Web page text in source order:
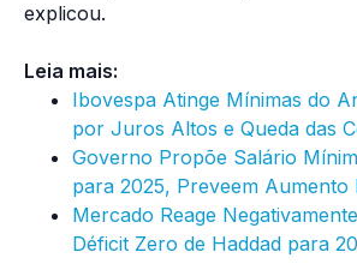
explicou.
Leia mais:
Ibovespa Atinge Mínimas do
por Juros Altos e Queda das
Governo Propõe Salário
para 2025, Preveem Aumento
Mercado Reage
Déficit Zero de Haddad para